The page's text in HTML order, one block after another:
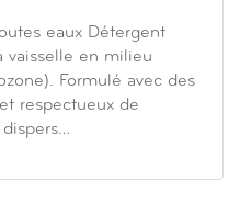
eaux Détergent
vaisselle en milieu
Formulé avec des
respectueux de
dispers…